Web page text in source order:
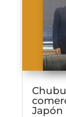
Japón